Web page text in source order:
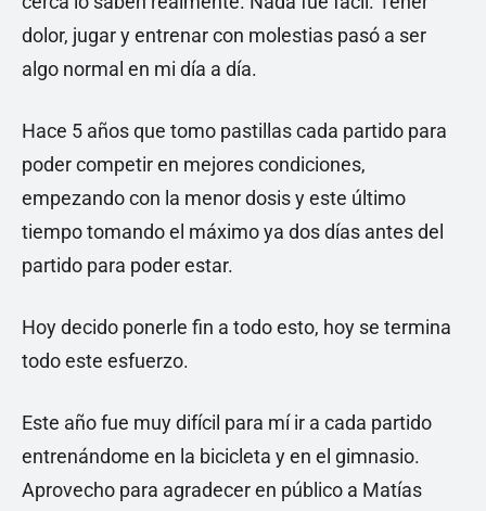
dolor, jugar y entrenar con molestias pasó a ser
algo normal en mi día a día.
Hace 5 años que tomo pastillas cada partido para
poder competir en mejores condiciones,
empezando con la menor dosis y este último
tiempo tomando el máximo ya dos días antes del
partido para poder estar.
Hoy decido ponerle fin a todo esto, hoy se termina
todo este esfuerzo.
Este año fue muy difícil para mí ir a cada partido
entrenándome en la bicicleta y en el gimnasio.
Aprovecho para agradecer en público a Matías